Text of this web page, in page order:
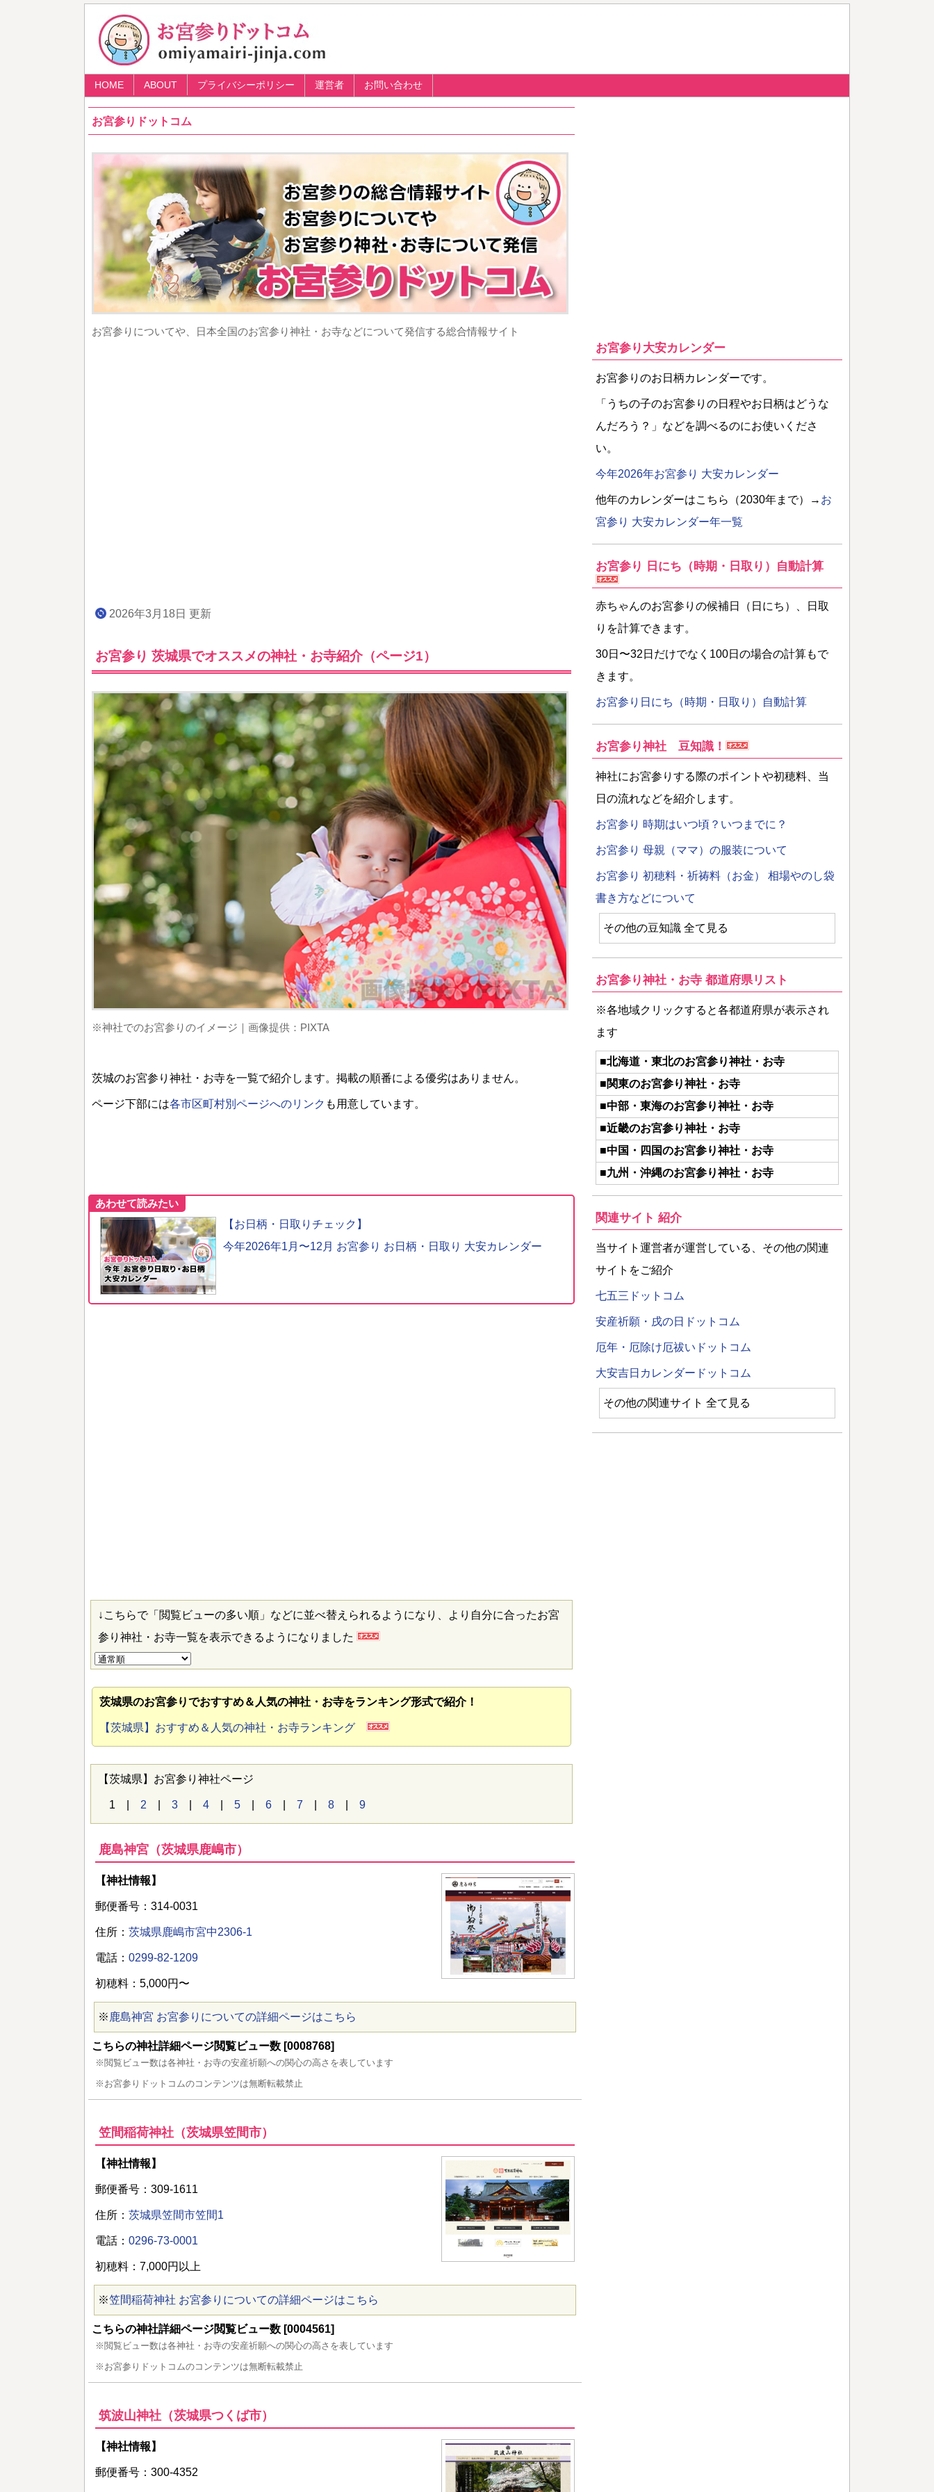
お宮参りドットコム
お宮参りについてや、日本全国のお宮参り神社・お寺などについて発信する総合情報サイト
2026年3月18日 更新
お宮参り 茨城県でオススメの神社・お寺紹介（ページ1）
※神社でのお宮参りのイメージ｜画像提供：PIXTA
茨城のお宮参り神社・お寺を一覧で紹介します。掲載の順番による優劣はありません。
ページ下部には各市区町村別ページへのリンク も用意しています。
あわせて読みたい
【お日柄・日取りチェック】
今年2026年1月〜12月 お宮参り お日柄・日取り 大安カレンダー
↓こちらで「閲覧ビューの多い順」などに並べ替えられるようになり、より自分に合ったお宮
参り神社・お寺一覧を表示できるようになりました
茨城県のお宮参りでおすすめ＆人気の神社・お寺をランキング形式で紹介！
【茨城県】おすすめ＆人気の神社・お寺ランキング
【茨城県】お宮参り神社ページ
1 | 2 3 4 5 6 7 8 9
鹿島神宮（茨城県鹿嶋市）
【神社情報】
郵便番号：314-0031
住所： 茨城県鹿嶋市宮中2306-1
電話： 0299-82-1209
初穂料：5,000円〜
※ 鹿島神宮 お宮参りについての詳細ページはこちら
こちらの神社詳細ページ閲覧ビュー数 [0008768]
※閲覧ビュー数は各神社・お寺の安産祈願への関心の高さを表しています
※お宮参りドットコムのコンテンツは無断転載禁止
笠間稲荷神社（茨城県笠間市）
【神社情報】
郵便番号：309-1611
住所： 茨城県笠間市笠間1
電話： 0296-73-0001
初穂料：7,000円以上
※笠間稲荷神社 お宮参りについての詳細ページはこちら
こちらの神社詳細ページ閲覧ビュー数 [0004561]
※閲覧ビュー数は各神社・お寺の安産祈願への関心の高さを表しています
※お宮参りドットコムのコンテンツは無断転載禁止
筑波山神社（茨城県つくば市）
【神社情報】
郵便番号：300-4352
お宮参り大安カレンダー
お宮参りのお日柄カレンダーです。
「うちの子のお宮参りの日程やお日柄はどうな
んだろう？」などを調べるのにお使いくださ
い。
今年2026年お宮参り 大安カレンダー
他年のカレンダーはこちら（2030年まで）→ お
宮参り 大安カレンダー年一覧
お宮参り 日にち（時期・日取り）自動計算
赤ちゃんのお宮参りの候補日（日にち）、日取
りを計算できます。
30日〜32日だけでなく100日の場合の計算もで
きます。
お宮参り日にち（時期・日取り）自動計算
お宮参り神社 豆知識！
神社にお宮参りする際のポイントや初穂料、当
日の流れなどを紹介します。
お宮参り 時期はいつ頃？いつまでに？
お宮参り 母親（ママ）の服装について
お宮参り 初穂料・祈祷料（お金） 相場やのし袋
書き方などについて
その他の豆知識 全て見る
お宮参り神社・お寺 都道府県リスト
※各地域クリックすると各都道府県が表示され
ます
■北海道・東北のお宮参り神社・お寺
■関東のお宮参り神社・お寺
■中部・東海のお宮参り神社・お寺
■近畿のお宮参り神社・お寺
■中国・四国のお宮参り神社・お寺
■九州・沖縄のお宮参り神社・お寺
関連サイト 紹介
当サイト運営者が運営している、その他の関連
サイトをご紹介
七五三ドットコム
安産祈願・戌の日ドットコム
厄年・厄除け厄祓いドットコム
大安吉日カレンダードットコム
その他の関連サイト 全て見る
HOME ABOUT プライバシーポリシー 運営者 お問い合わせ